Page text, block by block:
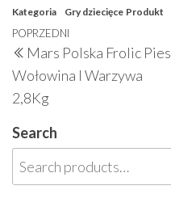
Kategoria Gry dziecięce Produkt
Nawigacja
wpisu
Poprzedni
wpis
POPRZEDNI
Mars Polska Frolic Pies
Wołowina I Warzywa
2,8Kg
Search